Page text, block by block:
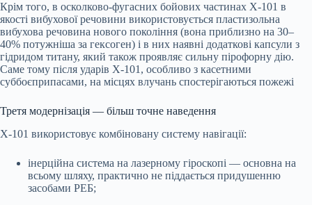
Крім того, в осколково-фугасних бойових частинах Х-101 в
якості вибухової речовини використовується пластизольна
вибухова речовина нового покоління (вона приблизно на 30–
40% потужніша за гексоген) і в них наявні додаткові капсули з
гідридом титану, який також проявляє сильну пірофорну дію.
Саме тому після ударів Х-101, особливо з касетними
суббоєприпасами, на місцях влучань спостерігаються пожежі
Третя модернізація — більш точне наведення
Х-101 використовує комбіновану систему навігації:
інерційна система на лазерному гіроскопі — основна на
всьому шляху, практично не піддається придушенню
засобами РЕБ;